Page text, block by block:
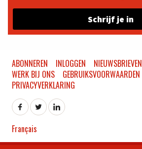
Schrijf je in
ABONNEREN INLOGGEN NIEUWSBRIEVEN
WERK BIJ ONS
GEBRUIKSVOORWAARDEN
PRIVACYVERKLARING
Français